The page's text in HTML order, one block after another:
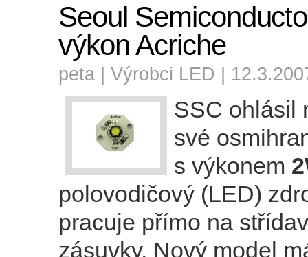
Seoul
výkon Acriche
peta | Výrobci LED |
SSC ohlásil
své
s výkonem
polovodičový (LED)
pracuje přímo na
zásuvky. Nový model